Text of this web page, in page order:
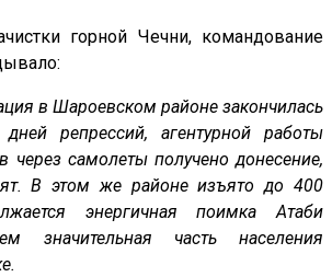
горной Чечни, командование
в Шароевском районе закончилась
репрессий, агентурной работы
через самолеты получено донесение,
В этом же районе изъято до 400
энергичная поимка Атаби
значительная часть населения